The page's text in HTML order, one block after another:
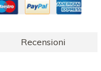
Recensioni